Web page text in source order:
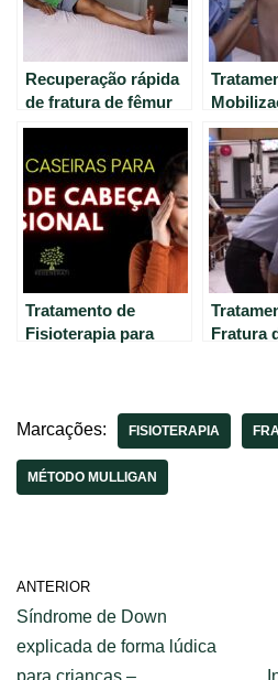
Recuperação rápida
de fratura de fêmur
na primeira semana
do
Fratura
Método
na
Robson
Tratamento de
Fisioterapia para
Fratura
–
Marcações: FISIOTERAPIA
MÉTODO MULLIGAN
ANTERIOR
Síndrome de Down
explicada de forma lúdica
para crianças –